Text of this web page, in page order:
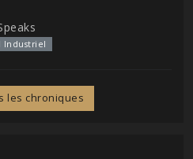
Industriel
les chroniques